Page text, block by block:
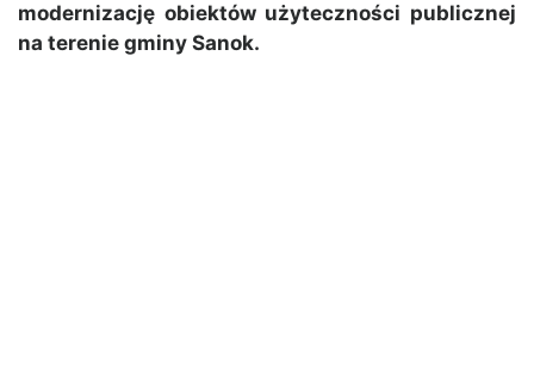
modernizację obiektów użyteczności publicznej
na terenie gminy Sanok.